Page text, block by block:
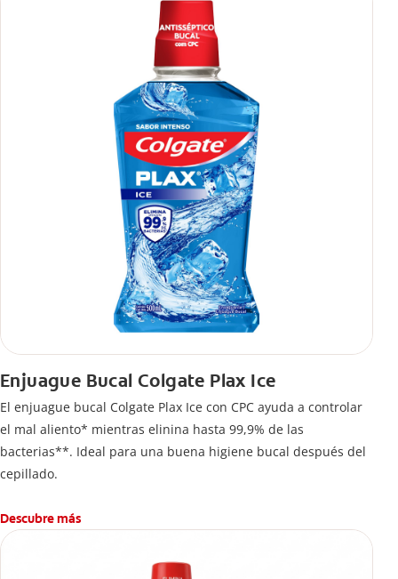
Enjuague Bucal Colgate Plax Ice
El enjuague bucal Colgate Plax Ice con CPC ayuda a controlar
el mal aliento* mientras elinina hasta 99,9% de las
bacterias**. Ideal para una buena higiene bucal después del
cepillado.
Descubre más